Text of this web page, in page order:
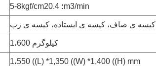
5-8kgf/cm2؛ 0.4m3/min
کیسه ی صاف، کیسه ی ایستاده، کیسه ی زپ
1،600 کیلوگرم
1،550 ((L) *1,350 ((W) *1,400 ((H) mm